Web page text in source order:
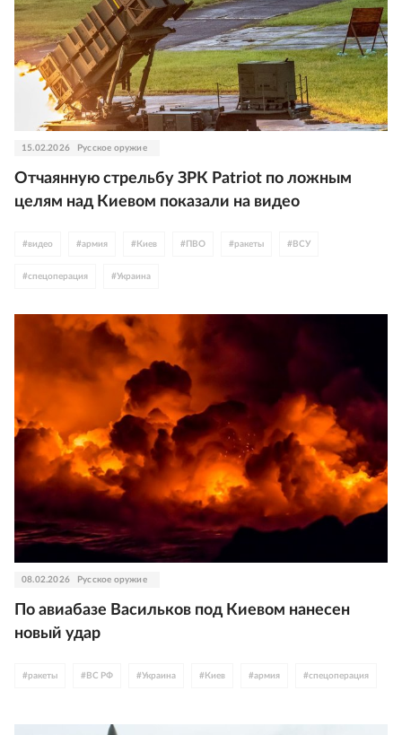
15.02.2026 Русское оружие
Отчаянную стрельбу ЗРК Patriot по ложным
целям над Киевом показали на видео
#видео #армия # Киев # ПВО #ракеты # ВСУ
#спецоперация #Украина
08.02.2026 Русское оружие
По авиабазе Васильков под Киевом нанесен
новый удар
#ракеты # ВС РФ #Украина # Киев #армия #спецоперация